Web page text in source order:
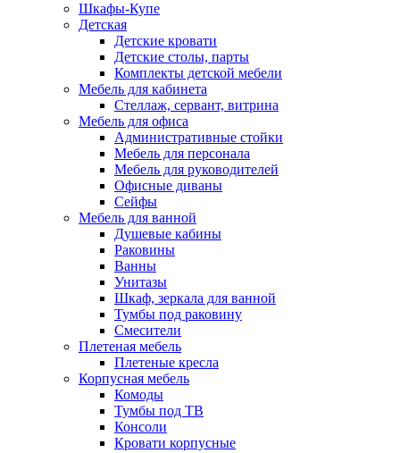
Шкафы-Купе
Детская
Детские кровати
Детские столы, парты
Комплекты детской мебели
Мебель для кабинета
Стеллаж, сервант, витрина
Мебель для офиса
Административные стойки
Мебель для персонала
Мебель для руководителей
Офисные диваны
Сейфы
Мебель для ванной
Душевые кабины
Раковины
Ванны
Унитазы
Шкаф, зеркала для ванной
Тумбы под раковину
Смесители
Плетеная мебель
Плетеные кресла
Корпусная мебель
Комоды
Тумбы под ТВ
Консоли
Кровати корпусные